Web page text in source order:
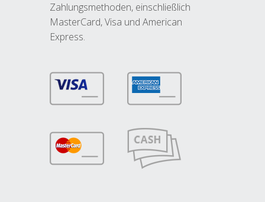
Zahlungsmethoden, einschließlich
MasterCard, Visa und American
Express.